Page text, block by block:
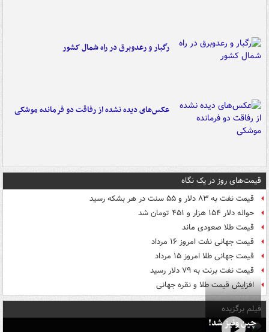
رگبار و رعدوبرق در راه شمال کشور
عکس‌های دیده نشده از رفاقت دو فرمانده‌ موشکی
قیمت‌های روز در یک نگاه
قیمت نفت به ۸۳ دلار و ۵۵ سنت در هر بشکه رسید
حواله دلار ۱۵۴ هزار و ۴۵۱ تومان شد
قیمت طلا صعودی ماند
قیمت جهانی نفت امروز ۱۶ مرداد
قیمت جهانی طلا امروز ۱۵ مرداد
قیمت نفت برنت به ۷۹ دلار رسید
افزایش قیمت طلا و نقره جهانی
فیلم برگزیده
چین ونیز شد!